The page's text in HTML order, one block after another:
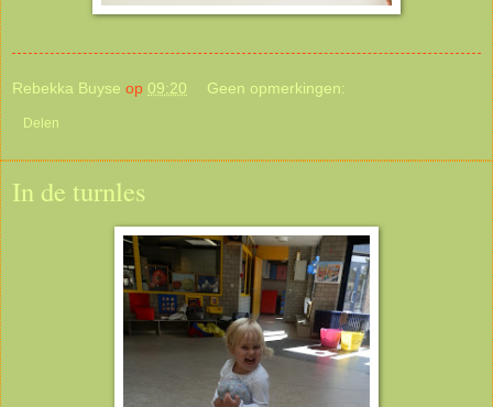
Rebekka Buyse op 09:20 Geen opmerkingen:
Delen
In de turnles